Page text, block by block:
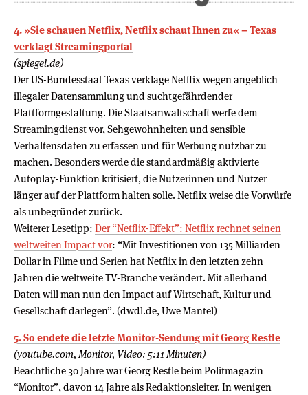
4. »Sie schauen Netflix, Netflix schaut Ihnen zu« – Texas
verklagt Streamingportal
(spiegel.de)
Der US-Bundesstaat Texas verklage Netflix wegen angeblich
illegaler Datensammlung und suchtgefährdender
Plattformgestaltung. Die Staatsanwaltschaft werfe dem
Streamingdienst vor, Sehgewohnheiten und sensible
Verhaltensdaten zu erfassen und für Werbung nutzbar zu
machen. Besonders werde die standardmäßig aktivierte
Autoplay-Funktion kritisiert, die Nutzerinnen und Nutzer
länger auf der Plattform halten solle. Netflix weise die Vorwürfe
als unbegründet zurück.
Weiterer Lesetipp: Der “Netflix-Effekt”: Netflix rechnet seinen
weltweiten Impact vor: “Mit Investitionen von 135 Milliarden
Dollar in Filme und Serien hat Netflix in den letzten zehn
Jahren die weltweite TV-Branche verändert. Mit allerhand
Daten will man nun den Impact auf Wirtschaft, Kultur und
Gesellschaft darlegen”. (dwdl.de, Uwe Mantel)
5. So endete die letzte Monitor-Sendung mit Georg Restle
(youtube.com, Monitor, Video: 5:11 Minuten)
Beachtliche 30 Jahre war Georg Restle beim Politmagazin
“Monitor”, davon 14 Jahre als Redaktionsleiter. In wenigen